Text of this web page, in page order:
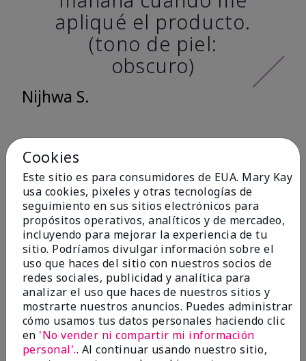
apliqué el producto.
(tono de piel:
obscuro)
Nijhwa S.
Antes & Después
Antes
Después
Antes
Después
Cookies
Este sitio es para consumidores de EUA. Mary Kay
usa cookies, pixeles y otras tecnologías de
seguimiento en sus sitios electrónicos para
propósitos operativos, analíticos y de mercadeo,
incluyendo para mejorar la experiencia de tu
sitio. Podríamos divulgar información sobre el
uso que haces del sitio con nuestros socios de
redes sociales, publicidad y analítica para
analizar el uso que haces de nuestros sitios y
mostrarte nuestros anuncios. Puedes administrar
cómo usamos tus datos personales haciendo clic
en 'No vender ni compartir mi información
personal'.. Al continuar usando nuestro sitio,